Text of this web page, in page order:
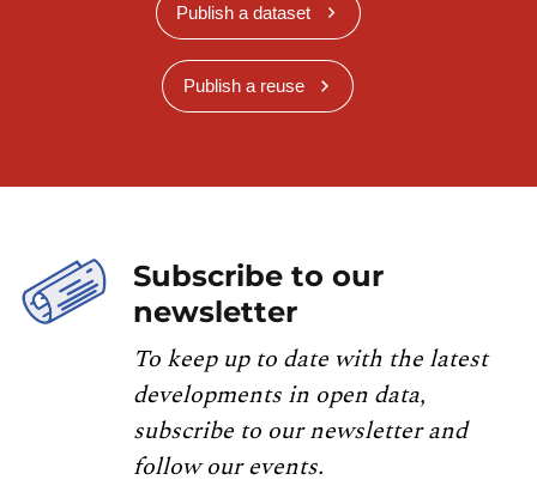
Publish a dataset
Publish a reuse
Subscribe to our
newsletter
To keep up to date with the latest
developments in open data,
subscribe to our newsletter and
follow our events.